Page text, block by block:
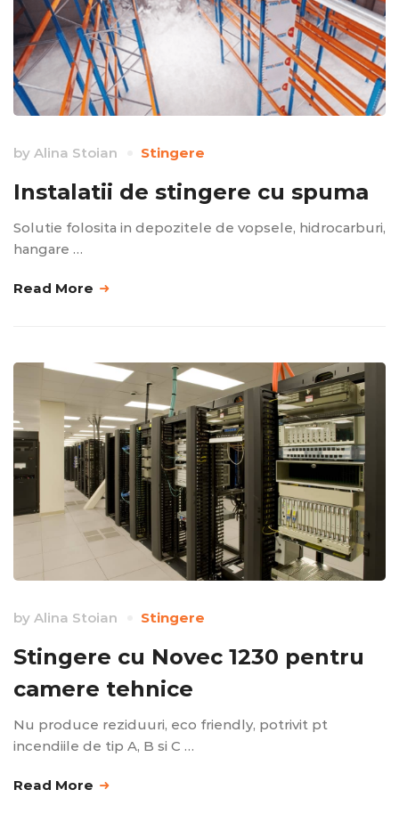
by Alina Stoian Stingere
Instalatii de stingere cu spuma
Solutie folosita in depozitele de vopsele, hidrocarburi,
hangare …
Read More
by Alina Stoian Stingere
Stingere cu Novec 1230 pentru
camere tehnice
Nu produce reziduuri, eco friendly, potrivit pt
incendiile de tip A, B si C …
Read More